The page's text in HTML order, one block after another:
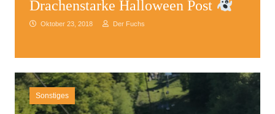
Drachenstarke Halloween Post
Oktober 23, 2018 Der Fuchs
Sonstiges